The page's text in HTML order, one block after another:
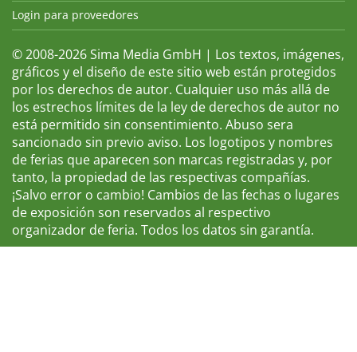
Login para proveedores
© 2008-2026 Sima Media GmbH | Los textos, imágenes,
gráficos y el diseño de este sitio web están protegidos
por los derechos de autor. Cualquier uso más allá de
los estrechos límites de la ley de derechos de autor no
está permitido sin consentimiento. Abuso sera
sancionado sin previo aviso. Los logotipos y nombres
de ferias que aparecen son marcas registradas y, por
tanto, la propiedad de las respectivas compañías.
¡Salvo error o cambio! Cambios de las fechas o lugares
de exposición son reservados al respectivo
organizador de feria. Todos los datos sin garantía.